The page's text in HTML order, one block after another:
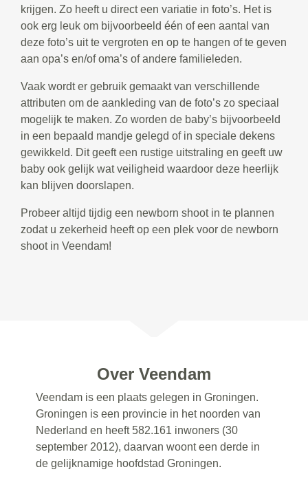
krijgen. Zo heeft u direct een variatie in foto’s. Het is
ook erg leuk om bijvoorbeeld één of een aantal van
deze foto’s uit te vergroten en op te hangen of te geven
aan opa’s en/of oma’s of andere familieleden.
Vaak wordt er gebruik gemaakt van verschillende
attributen om de aankleding van de foto’s zo speciaal
mogelijk te maken. Zo worden de baby’s bijvoorbeeld
in een bepaald mandje gelegd of in speciale dekens
gewikkeld. Dit geeft een rustige uitstraling en geeft uw
baby ook gelijk wat veiligheid waardoor deze heerlijk
kan blijven doorslapen.
Probeer altijd tijdig een newborn shoot in te plannen
zodat u zekerheid heeft op een plek voor de newborn
shoot in Veendam!
Over Veendam
Veendam is een plaats gelegen in Groningen.
Groningen is een provincie in het noorden van
Nederland en heeft 582.161 inwoners (30
september 2012), daarvan woont een derde in
de gelijknamige hoofdstad Groningen.